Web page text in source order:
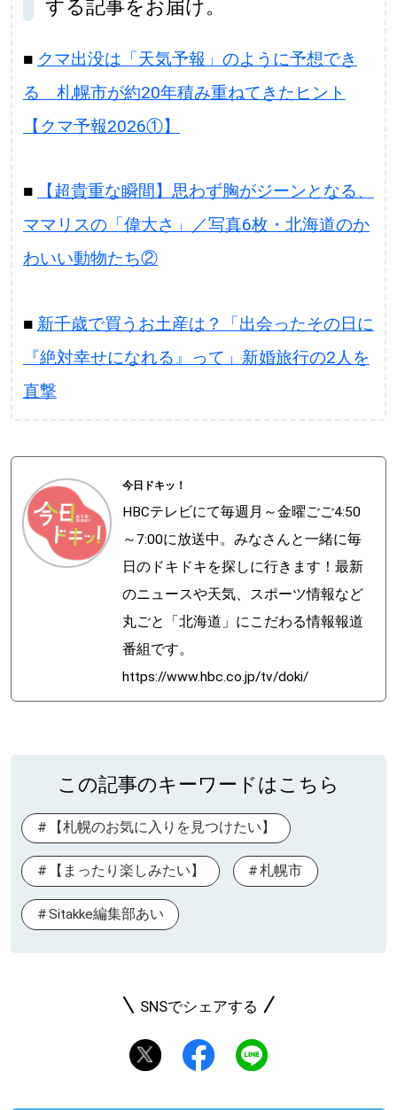
する記事をお届け。
■ クマ出没は「天気予報」のように予想でき
る 札幌市が約20年積み重ねてきたヒント
【クマ予報2026①】
■
【超貴重な瞬間】思わず胸がジーンとなる、
ママリスの「偉大さ」／写真6枚・北海道のか
わいい動物たち②
■ 新千歳で買うお土産は？「出会ったその日に
『絶対幸せになれる』って」新婚旅行の2人を
直撃
今日ドキッ！
HBCテレビにて毎週月～金曜ごご4:50
～7:00に放送中。みなさんと一緒に毎
日のドキドキを探しに行きます！最新
のニュースや天気、スポーツ情報など
丸ごと「北海道」にこだわる情報報道
番組です。
https://www.hbc.co.jp/tv/doki/
この記事のキーワードはこちら
【札幌のお気に入りを見つけたい】
【まったり楽しみたい】 札幌市
Sitakke編集部あい
SNSでシェアする